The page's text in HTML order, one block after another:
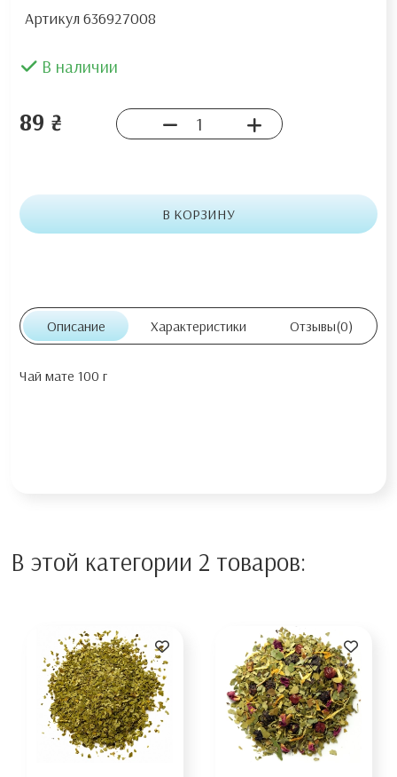
Артикул 636927008
В наличии
89 ₴
В КОРЗИНУ
Описание Характеристики Отзывы(0)
Чай мате 100 г
В этой категории 2 товаров: